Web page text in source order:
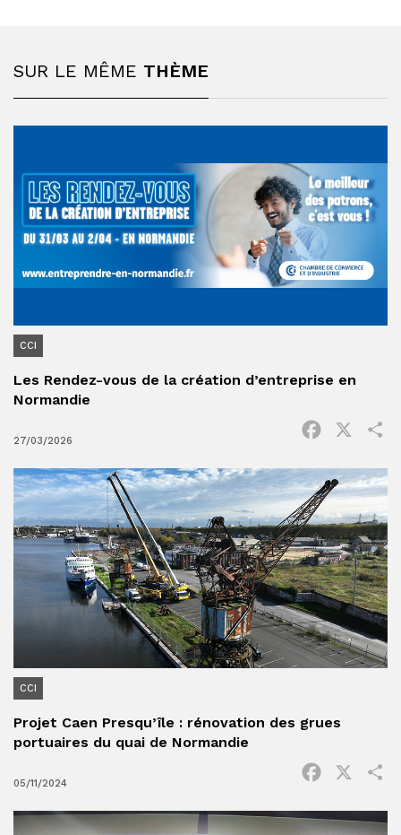
SUR LE MÊME THÈME
CCI
Les Rendez-vous de la création d’entreprise en
Normandie
27/03/2026
Facebook
CCI
Projet Caen Presqu’île : rénovation des grues
portuaires du quai de Normandie
05/11/2024
Facebook